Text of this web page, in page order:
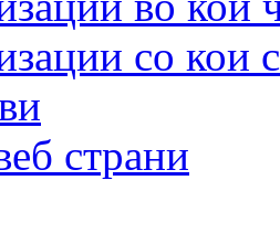
со кои
страни